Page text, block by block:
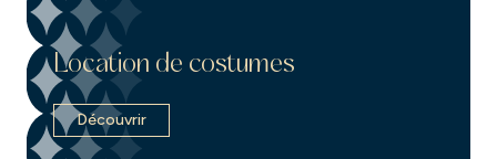
Location de costumes
Découvrir